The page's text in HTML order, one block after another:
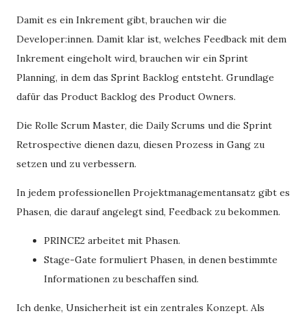
Damit es ein Inkrement gibt, brauchen wir die
Developer:innen. Damit klar ist, welches Feedback mit dem
Inkrement eingeholt wird, brauchen wir ein Sprint
Planning, in dem das Sprint Backlog entsteht. Grundlage
dafür das Product Backlog des Product Owners.
Die Rolle Scrum Master, die Daily Scrums und die Sprint
Retrospective dienen dazu, diesen Prozess in Gang zu
setzen und zu verbessern.
In jedem professionellen Projektmanagementansatz gibt es
Phasen, die darauf angelegt sind, Feedback zu bekommen.
PRINCE2 arbeitet mit Phasen.
Stage-Gate formuliert Phasen, in denen bestimmte
Informationen zu beschaffen sind.
Ich denke, Unsicherheit ist ein zentrales Konzept. Als